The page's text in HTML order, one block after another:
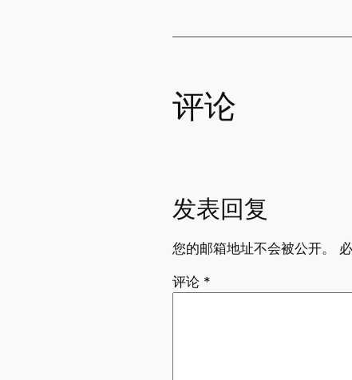
评论
发表回复
您的邮箱地址不会被公开。
评论 *